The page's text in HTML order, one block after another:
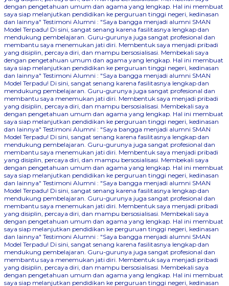
dengan pengetahuan umum dan agama yang lengkap. Hal ini membuat
saya siap melanjutkan pendidikan ke perguruan tinggi negeri, kedinasan
dan lainnya" Testimoni Alumni : "Saya bangga menjadi alumni SMAN
Model Terpadu! Di sini, sangat senang karena fasilitasnya lengkap dan
mendukung pembelajaran. Guru-gurunya juga sangat profesional dan
membantu saya menemukan jati diri. Membentuk saya menjadi pribadi
yang disiplin, percaya diri, dan mampu bersosialisasi. Membekali saya
dengan pengetahuan umum dan agama yang lengkap. Hal ini membuat
saya siap melanjutkan pendidikan ke perguruan tinggi negeri, kedinasan
dan lainnya" Testimoni Alumni : "Saya bangga menjadi alumni SMAN
Model Terpadu! Di sini, sangat senang karena fasilitasnya lengkap dan
mendukung pembelajaran. Guru-gurunya juga sangat profesional dan
membantu saya menemukan jati diri. Membentuk saya menjadi pribadi
yang disiplin, percaya diri, dan mampu bersosialisasi. Membekali saya
dengan pengetahuan umum dan agama yang lengkap. Hal ini membuat
saya siap melanjutkan pendidikan ke perguruan tinggi negeri, kedinasan
dan lainnya" Testimoni Alumni : "Saya bangga menjadi alumni SMAN
Model Terpadu! Di sini, sangat senang karena fasilitasnya lengkap dan
mendukung pembelajaran. Guru-gurunya juga sangat profesional dan
membantu saya menemukan jati diri. Membentuk saya menjadi pribadi
yang disiplin, percaya diri, dan mampu bersosialisasi. Membekali saya
dengan pengetahuan umum dan agama yang lengkap. Hal ini membuat
saya siap melanjutkan pendidikan ke perguruan tinggi negeri, kedinasan
dan lainnya" Testimoni Alumni : "Saya bangga menjadi alumni SMAN
Model Terpadu! Di sini, sangat senang karena fasilitasnya lengkap dan
mendukung pembelajaran. Guru-gurunya juga sangat profesional dan
membantu saya menemukan jati diri. Membentuk saya menjadi pribadi
yang disiplin, percaya diri, dan mampu bersosialisasi. Membekali saya
dengan pengetahuan umum dan agama yang lengkap. Hal ini membuat
saya siap melanjutkan pendidikan ke perguruan tinggi negeri, kedinasan
dan lainnya" Testimoni Alumni : "Saya bangga menjadi alumni SMAN
Model Terpadu! Di sini, sangat senang karena fasilitasnya lengkap dan
mendukung pembelajaran. Guru-gurunya juga sangat profesional dan
membantu saya menemukan jati diri. Membentuk saya menjadi pribadi
yang disiplin, percaya diri, dan mampu bersosialisasi. Membekali saya
dengan pengetahuan umum dan agama yang lengkap. Hal ini membuat
saya siap melanjutkan pendidikan ke perguruan tinggi negeri, kedinasan